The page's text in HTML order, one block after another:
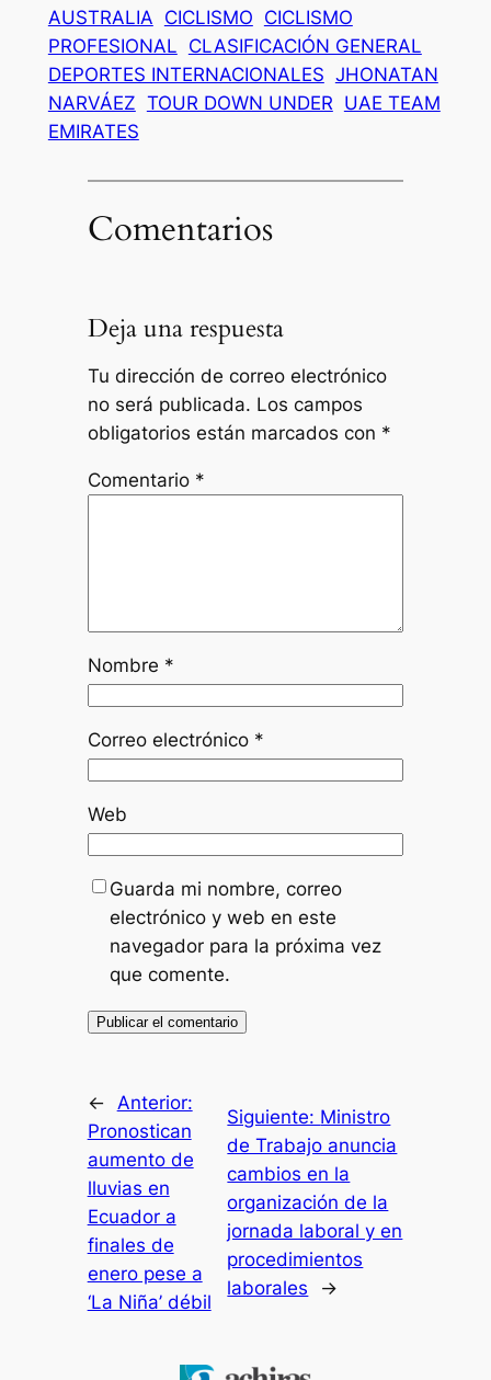
AUSTRALIA CICLISMO CICLISMO
PROFESIONAL CLASIFICACIÓN GENERAL
DEPORTES INTERNACIONALES JHONATAN
NARVÁEZ TOUR DOWN UNDER UAE TEAM
EMIRATES
Comentarios
Deja una respuesta
Tu dirección de correo electrónico
no será publicada. Los campos
obligatorios están marcados con *
Comentario *
Nombre *
Correo electrónico *
Web
Guarda mi nombre, correo
electrónico y web en este
navegador para la próxima vez
que comente.
←
Anterior:
Pronostican
aumento de
lluvias en
Ecuador a
finales de
enero pese a
‘La Niña’ débil
Siguiente: Ministro
de Trabajo anuncia
cambios en la
organización de la
jornada laboral y en
procedimientos
laborales
→